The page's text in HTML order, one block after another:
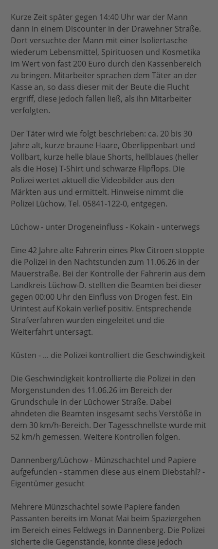
Kurze Zeit später gegen 14:40 Uhr war der Mann
dann in einem Discounter in der Drawehner Straße.
Dort versuchte der Mann mit einer Isoliertasche
wiederum Lebensmittel, Spirituosen und Kosmetika
im Wert von fast 200 Euro durch den Kassenbereich
zu bringen. Mitarbeiter sprachen dem Täter an der
Kasse an, so dass dieser mit der Beute die Flucht
ergriff, diese jedoch fallen ließ, als ihn Mitarbeiter
verfolgten.
Der Täter wird wie folgt beschrieben: ca. 20 bis 30
Jahre alt, kurze braune Haare, Oberlippenbart und
Vollbart, kurze helle blaue Shorts, hellblaues (heller
als die Hose) T-Shirt und schwarze Flipflops. Die
Polizei wertet aktuell die Videobilder aus den
Märkten aus und ermittelt. Hinweise nimmt die
Polizei Lüchow, Tel. 05841-122-0, entgegen.
Lüchow - unter Drogeneinfluss - Kokain - unterwegs
Eine 42 Jahre alte Fahrerin eines Pkw Citroen stoppte
die Polizei in den Nachtstunden zum 11.06.26 in der
Mauerstraße. Bei der Kontrolle der Fahrerin aus dem
Landkreis Lüchow-D. stellten die Beamten bei dieser
gegen 00:00 Uhr den Einfluss von Drogen fest. Ein
Urintest auf Kokain verlief positiv. Entsprechende
Strafverfahren wurden eingeleitet und die
Weiterfahrt untersagt.
Küsten - ... die Polizei kontrolliert die Geschwindigkeit
Die Geschwindigkeit kontrollierte die Polizei in den
Morgenstunden des 11.06.26 im Bereich der
Grundschule in der Lüchower Straße. Dabei
ahndeten die Beamten insgesamt sechs Verstöße in
dem 30 km/h-Bereich. Der Tagesschnellste wurde mit
52 km/h gemessen. Weitere Kontrollen folgen.
Dannenberg/Lüchow - Münzschachtel und Papiere
aufgefunden - stammen diese aus einem Diebstahl? -
Eigentümer gesucht
Mehrere Münzschachtel sowie Papiere fanden
Passanten bereits im Monat Mai beim Spaziergehen
im Bereich eines Feldwegs in Dannenberg. Die Polizei
sicherte die Gegenstände, konnte diese jedoch